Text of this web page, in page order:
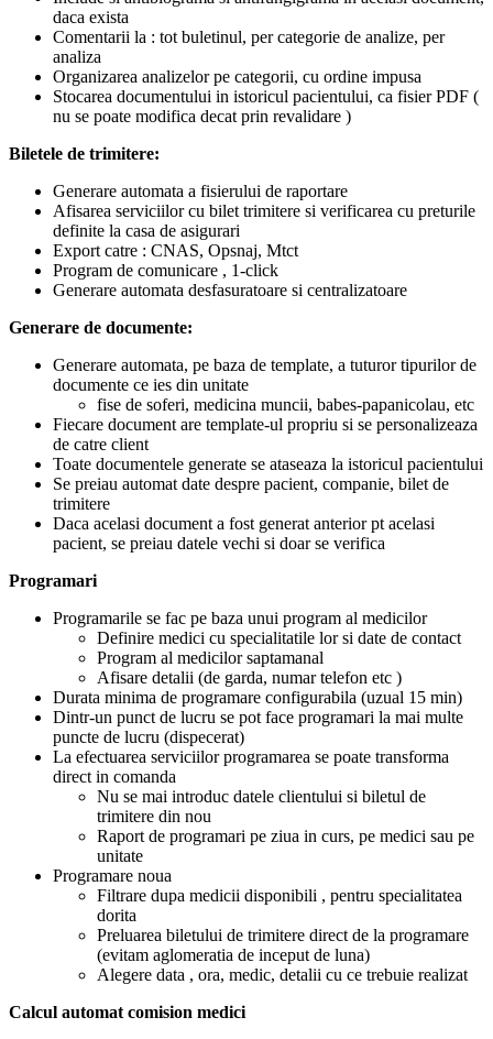
daca exista
Comentarii la : tot buletinul, per categorie de analize, per
analiza
Organizarea analizelor pe categorii, cu ordine impusa
Stocarea documentului in istoricul pacientului, ca fisier PDF (
nu se poate modifica decat prin revalidare )
Biletele de trimitere:
Generare automata a fisierului de raportare
Afisarea serviciilor cu bilet trimitere si verificarea cu preturile
definite la casa de asigurari
Export catre : CNAS, Opsnaj, Mtct
Program de comunicare , 1-click
Generare automata desfasuratoare si centralizatoare
Generare de documente:
Generare automata, pe baza de template, a tuturor tipurilor de
documente ce ies din unitate
fise de soferi, medicina muncii, babes-papanicolau, etc
Fiecare document are template-ul propriu si se personalizeaza
de catre client
Toate documentele generate se ataseaza la istoricul pacientului
Se preiau automat date despre pacient, companie, bilet de
trimitere
Daca acelasi document a fost generat anterior pt acelasi
pacient, se preiau datele vechi si doar se verifica
Programari
Programarile se fac pe baza unui program al medicilor
Definire medici cu specialitatile lor si date de contact
Program al medicilor saptamanal
Afisare detalii (de garda, numar telefon etc )
Durata minima de programare configurabila (uzual 15 min)
Dintr-un punct de lucru se pot face programari la mai multe
puncte de lucru (dispecerat)
La efectuarea serviciilor programarea se poate transforma
direct in comanda
Nu se mai introduc datele clientului si biletul de
trimitere din nou
Raport de programari pe ziua in curs, pe medici sau pe
unitate
Programare noua
Filtrare dupa medicii disponibili , pentru specialitatea
dorita
Preluarea biletului de trimitere direct de la programare
(evitam aglomeratia de inceput de luna)
Alegere data , ora, medic, detalii cu ce trebuie realizat
Calcul automat comision medici